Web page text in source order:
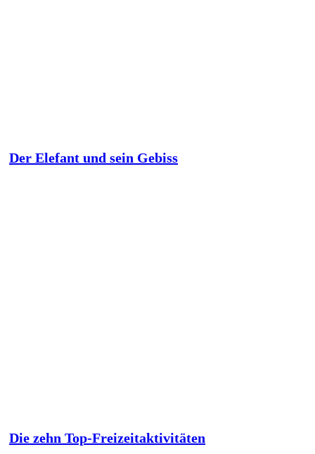
Der Elefant und sein Gebiss
Die zehn Top-Freizeitaktivitäten